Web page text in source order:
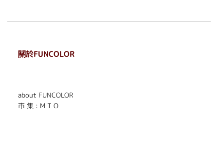
關於FUNCOLOR
about FUNCOLOR
市 集 : M T O